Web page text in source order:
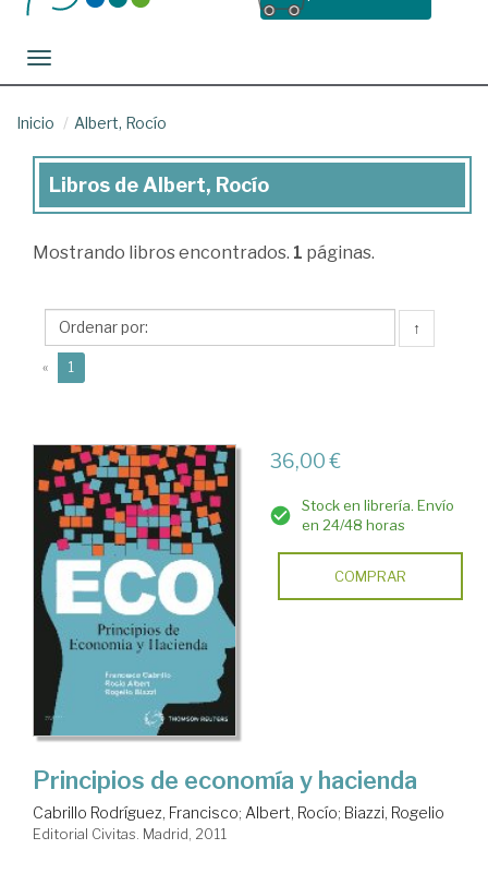
Toggle navigation
Inicio Albert, Rocío
Libros
Albert,
Libros de Albert, Rocío
Mostrando libros encontrados. 1 páginas.
↑
« 1
36,00 €
Stock en librería. Envío
en 24/48 horas
COMPRAR
Principios de economía y hacienda
Cabrillo Rodríguez, Francisco; Albert, Rocío; Biazzi, Rogelio
Editorial Civitas. Madrid, 2011